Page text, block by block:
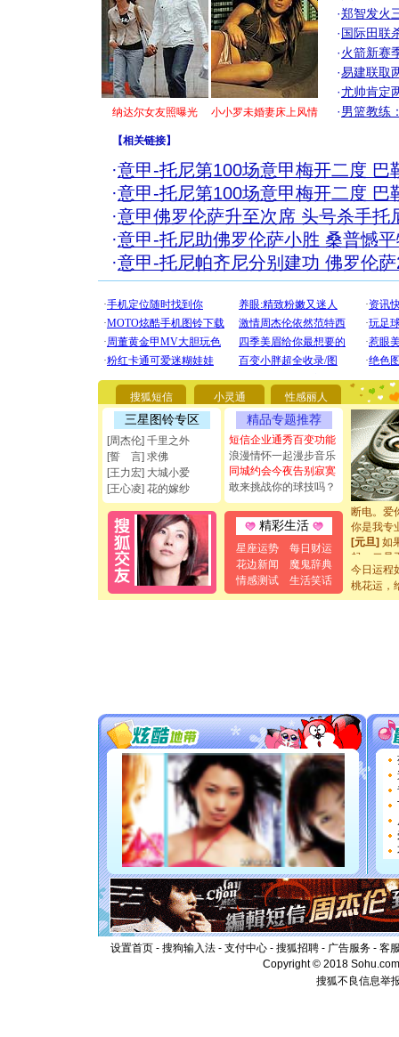
纳达尔女友照曝光 小小罗未婚妻床上风情
·郑智发火
·国际田联
·火箭新赛
·易建联取
·尤帅肯定
·男篮教练
【相关链接】
·意甲-托尼第100场意甲梅开二度 巴
·意甲-托尼第100场意甲梅开二度 巴
·意甲佛罗伦萨升至次席 头号杀手托
·意甲-托尼助佛罗伦萨小胜 桑普憾
·意甲-托尼帕齐尼分别建功 佛罗伦
搜狐短信 小灵通 性感丽人
三星图铃专区
[周杰伦] 千里之外
[誓 言] 求佛
[王力宏] 大城小爱
[王心凌] 花的嫁纱
精品专题推荐
短信企业通秀百变功能
浪漫情怀一起漫步音乐
同城约会今夜告别寂寞
敢来挑战你的球技吗？
精彩生活
星座运势
每日财运
花边新闻
魔鬼辞典
情感测试
生活笑话
[圣诞节]
你太多，
要平安
[圣诞节]
能正大光
都要快乐
[圣诞节]
如意,快
[元旦]看
断电。爱
你是我专
[元旦]如
起；二是
离。水晶
[元旦]当
[圣诞节]
你太多
要平安！
[圣诞节]
能正大
都要快乐
[圣诞节]
如意,快
[元旦]
看
断电。
你是我
[元旦]如
起；二是
离。水晶
[元旦]当
泣，这痛
卖了。水
[春节] 风
颜！冬
今日运程
桃花运，
设置首页 - 搜狗输入法 - 支付中心 - 搜狐招聘 - 广告服务 - 客
Copyright © 2018
搜狐不良信息举